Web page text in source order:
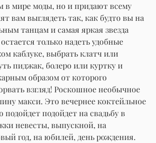
в мире моды, но и придают всему
вам выглядеть так, как будто вы на
танцам и самая яркая звезда
только надеть удобные
каблуке, выбрать клатч или
пиджак, болеро или куртку и
образом от которого
взгляд! Роскошное необычное
макси. Это вечернее коктейльное
подойдет подойдет на свадьбу в
невесты, выпускной, на
год, на юбилей, день рождения.